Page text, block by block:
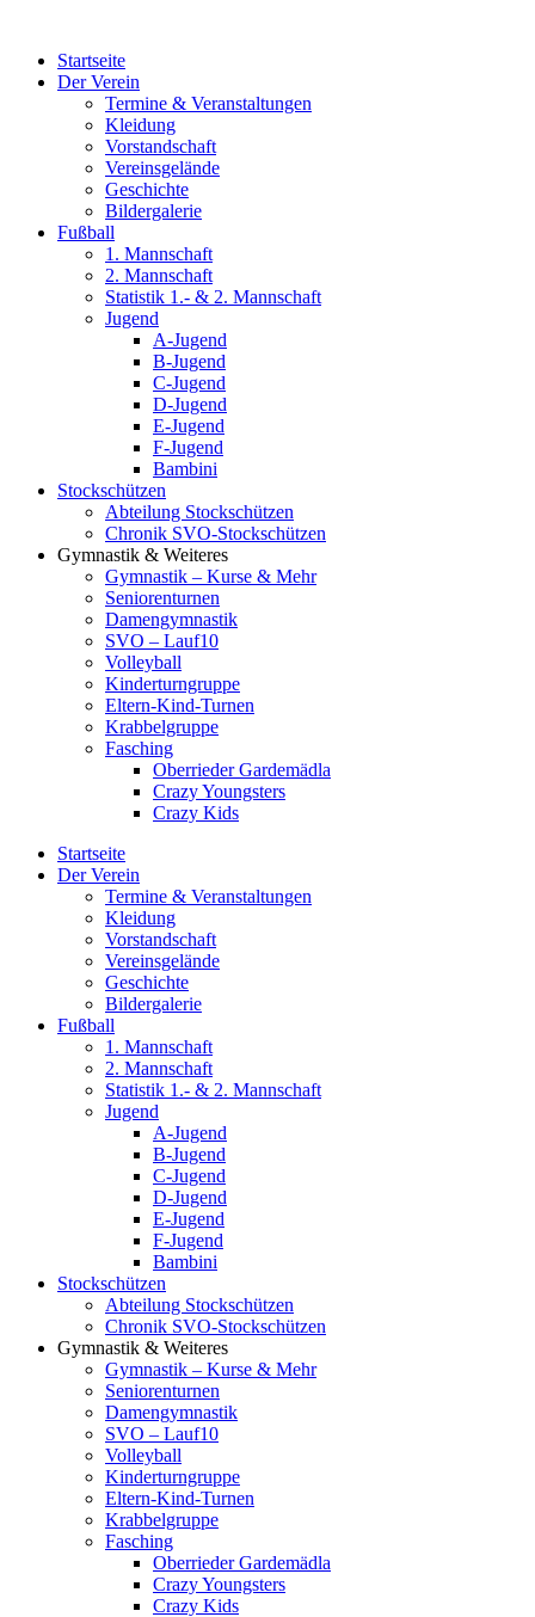
wechselnStartseite
Der Verein
Termine & Veranstaltungen
Kleidung
Vorstandschaft
Vereinsgelände
Geschichte
Bildergalerie
Fußball
1. Mannschaft
2. Mannschaft
Statistik 1.- & 2. Mannschaft
Jugend
A-Jugend
B-Jugend
C-Jugend
D-Jugend
E-Jugend
F-Jugend
Bambini
Stockschützen
Abteilung Stockschützen
Chronik SVO-Stockschützen
Gymnastik & Weiteres
Gymnastik – Kurse & Mehr
Seniorenturnen
Damengymnastik
SVO – Lauf10
Volleyball
Kinderturngruppe
Eltern-Kind-Turnen
Krabbelgruppe
Fasching
Oberrieder Gardemädla
Crazy Youngsters
Crazy Kids
Startseite
Der Verein
Termine & Veranstaltungen
Kleidung
Vorstandschaft
Vereinsgelände
Geschichte
Bildergalerie
Fußball
1. Mannschaft
2. Mannschaft
Statistik 1.- & 2. Mannschaft
Jugend
A-Jugend
B-Jugend
C-Jugend
D-Jugend
E-Jugend
F-Jugend
Bambini
Stockschützen
Abteilung Stockschützen
Chronik SVO-Stockschützen
Gymnastik & Weiteres
Gymnastik – Kurse & Mehr
Seniorenturnen
Damengymnastik
SVO – Lauf10
Volleyball
Kinderturngruppe
Eltern-Kind-Turnen
Krabbelgruppe
Fasching
Oberrieder Gardemädla
Crazy Youngsters
Crazy Kids